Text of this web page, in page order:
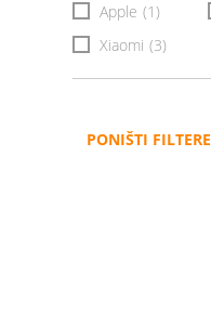
Apple (1)
Xiaomi (3)
PONIŠTI FILTERE